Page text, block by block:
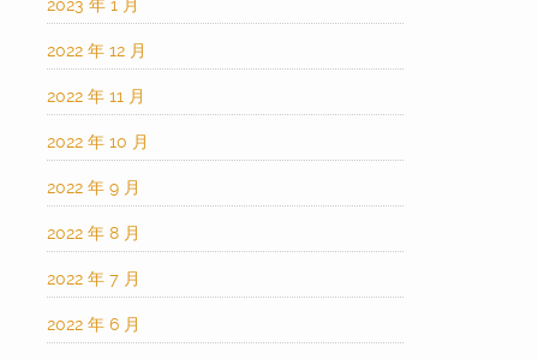
2023 年 1 月
2022 年 12 月
2022 年 11 月
2022 年 10 月
2022 年 9 月
2022 年 8 月
2022 年 7 月
2022 年 6 月